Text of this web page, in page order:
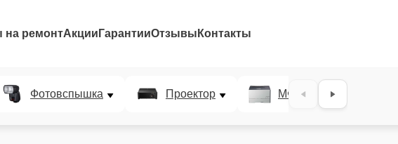
на ремонтАкции ГарантииОтзывы Контакты
Фотовспышка Проектор МФУ